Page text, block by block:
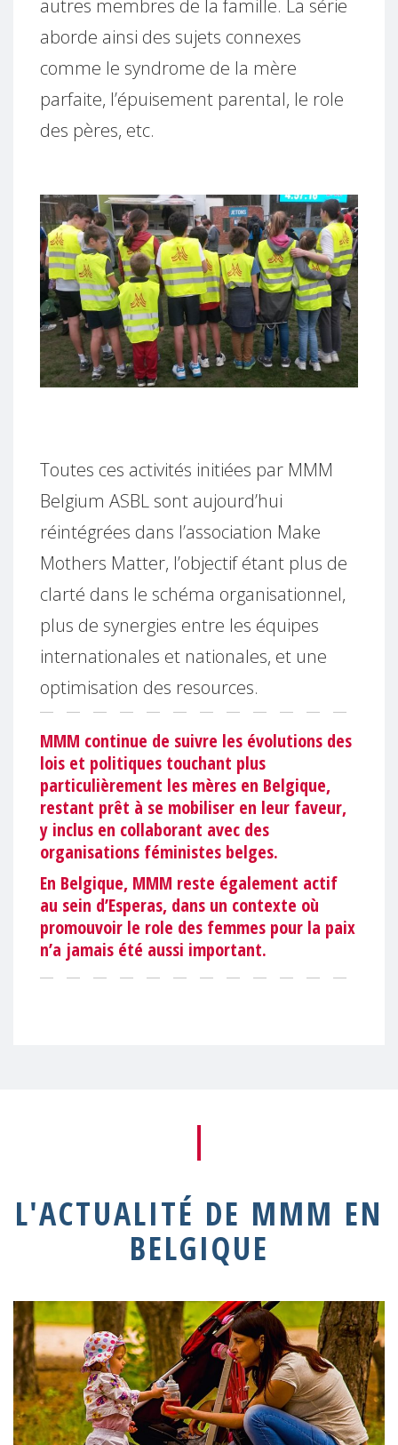
autres membres de la famille. La série
aborde ainsi des sujets connexes
comme le syndrome de la mère
parfaite, l’épuisement parental, le role
des pères, etc.
Toutes ces activités initiées par MMM
Belgium ASBL sont aujourd’hui
réintégrées dans l’association Make
Mothers Matter, l’objectif étant plus de
clarté dans le schéma organisationnel,
plus de synergies entre les équipes
internationales et nationales, et une
optimisation des resources.
MMM continue de suivre les évolutions des
lois et politiques touchant plus
particulièrement les mères en Belgique,
restant prêt à se mobiliser en leur faveur,
y inclus en collaborant avec des
organisations féministes belges.
En Belgique, MMM reste également actif
au sein d’Esperas, dans un contexte où
promouvoir le role des femmes pour la paix
n’a jamais été aussi important.
L'ACTUALITÉ DE MMM EN
BELGIQUE